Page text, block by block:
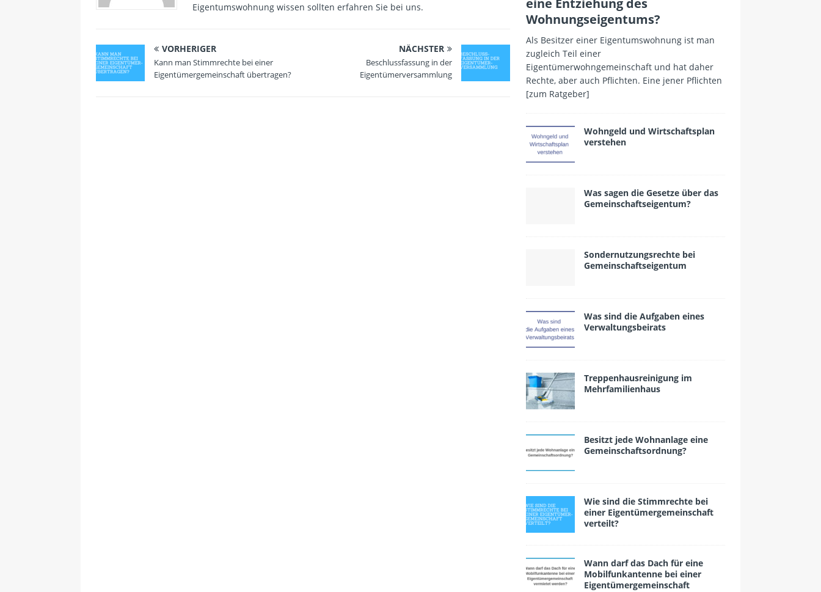
Eigentumswohnung wissen sollten erfahren Sie bei uns.
VORHERIGER
Kann man Stimmrechte bei einer
Eigentümergemeinschaft übertragen?
NÄCHSTER
Beschlussfassung in der
Eigentümerversammlung
eine Entziehung des
Wohnungseigentums?
Als Besitzer einer Eigentumswohnung ist man
zugleich Teil einer
Eigentümerwohngemeinschaft und hat daher
Rechte, aber auch Pflichten. Eine jener Pflichten
[zum Ratgeber]
Wohngeld und Wirtschaftsplan
verstehen
Was sagen die Gesetze über das
Gemeinschafts­eigentum?
Sondernutzungsrechte bei
Gemeinschaftseigentum
Was sind die Aufgaben eines
Verwaltungsbeirats
Treppenhausreinigung im
Mehrfamilienhaus
Besitzt jede Wohnanlage eine
Gemeinschafts­ordnung?
Wie sind die Stimmrechte bei
einer Eigentümergemeinschaft
verteilt?
Wann darf das Dach für eine
Mobilfunkantenne bei einer
Eigentümergemeinschaft